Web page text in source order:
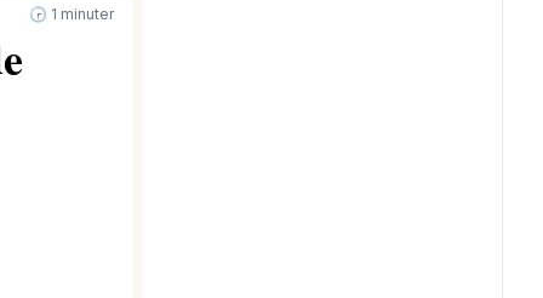
🕝 1 minuter